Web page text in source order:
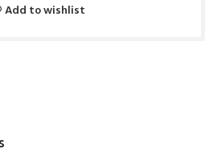
Add to wishlist